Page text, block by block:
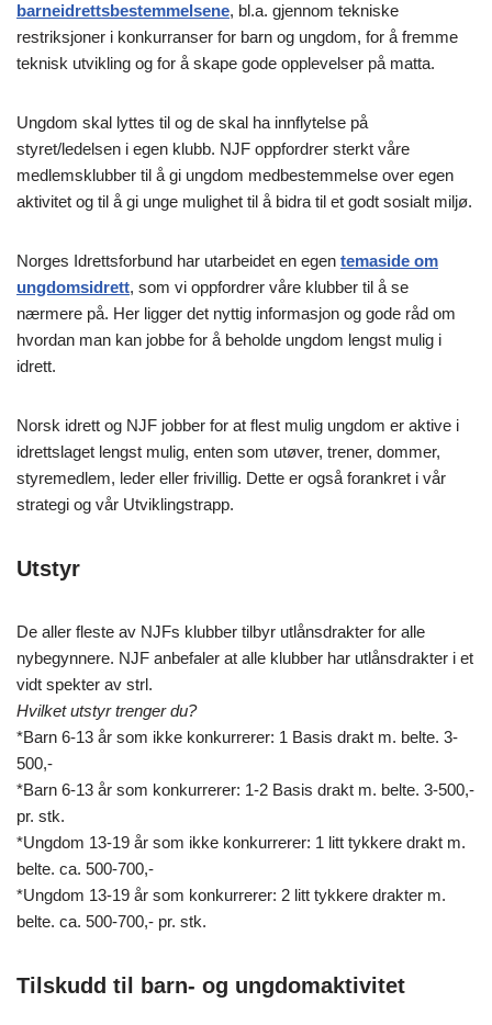
barneidrettsbestemmelsene, bl.a. gjennom tekniske
restriksjoner i konkurranser for barn og ungdom, for å fremme
teknisk utvikling og for å skape gode opplevelser på matta.
Ungdom skal lyttes til og de skal ha innflytelse på
styret/ledelsen i egen klubb. NJF oppfordrer sterkt våre
medlemsklubber til å gi ungdom medbestemmelse over egen
aktivitet og til å gi unge mulighet til å bidra til et godt sosialt miljø.
Norges Idrettsforbund har utarbeidet en egen temaside om
ungdomsidrett, som vi oppfordrer våre klubber til å se
nærmere på. Her ligger det nyttig informasjon og gode råd om
hvordan man kan jobbe for å beholde ungdom lengst mulig i
idrett.
Norsk idrett og NJF jobber for at flest mulig ungdom er aktive i
idrettslaget lengst mulig, enten som utøver, trener, dommer,
styremedlem, leder eller frivillig. Dette er også forankret i vår
strategi og vår Utviklingstrapp.
Utstyr
De aller fleste av NJFs klubber tilbyr utlånsdrakter for alle
nybegynnere. NJF anbefaler at alle klubber har utlånsdrakter i et
vidt spekter av strl.
Hvilket utstyr trenger du?
*Barn 6-13 år som ikke konkurrerer: 1 Basis drakt m. belte. 3-
500,-
*Barn 6-13 år som konkurrerer: 1-2 Basis drakt m. belte. 3-500,-
pr. stk.
*Ungdom 13-19 år som ikke konkurrerer: 1 litt tykkere drakt m.
belte. ca. 500-700,-
*Ungdom 13-19 år som konkurrerer: 2 litt tykkere drakter m.
belte. ca. 500-700,- pr. stk.
Tilskudd til barn- og ungdomaktivitet